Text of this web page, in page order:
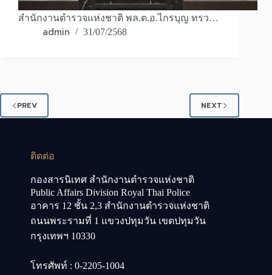
สำนักงานตำรวจแห่งชาติ พล.ต.อ.ไกรบุญ ทรว…
admin 31/07/2568
PREV NEXT
ติดต่อ
กองสารนิเทศ สำนักงานตำรวจแห่งชาติ
Public Affairs Division Royal Thai Police
อาคาร 12 ชั้น 2,3 สำนักงานตำรวจแห่งชาติ
ถนนพระรามที่ 1 แขวงปทุมวัน เขตปทุมวัน
กรุงเทพฯ 10330
โทรศัพท์ : 0-2205-1004